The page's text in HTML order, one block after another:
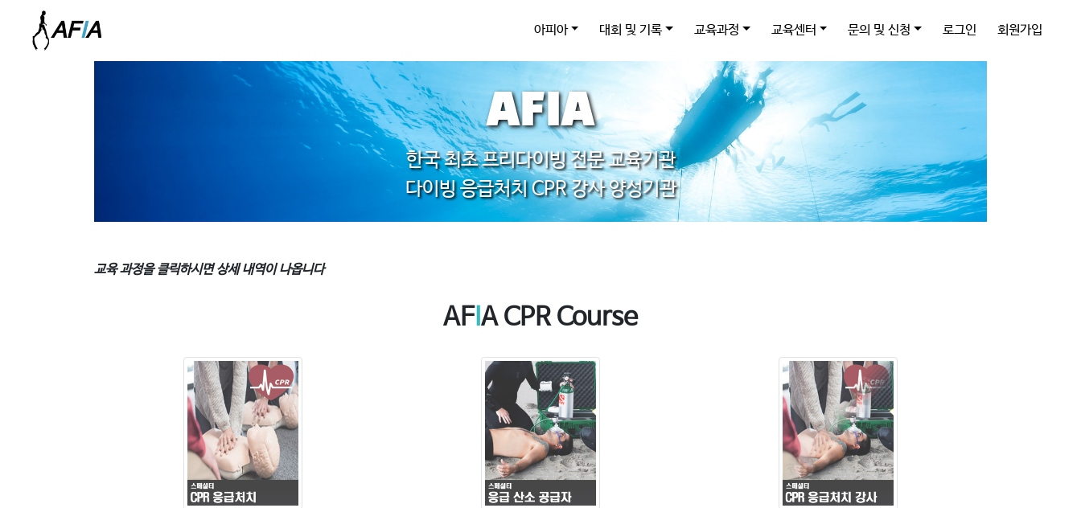
아피아 대회 및 기록 교육과정 교육센터 문의 및 신청 로그인 회원가입
AFIA
한국 최초 프리다이빙 전문 교육기관
다이빙 응급처치 CPR 강사 양성기관
교육 과정을 클릭하시면 상세 내역이 나옵니다
AFIA CPR Course